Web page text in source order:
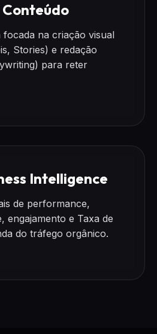
focada na criação visual
Stories) e redação
para reter
Intelligence
de performance,
engajamento e Taxa de
do tráfego orgânico.